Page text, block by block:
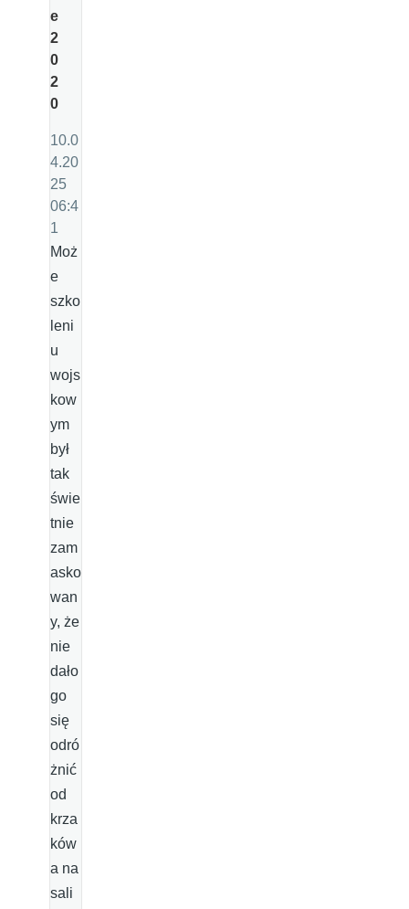
e
2
0
2
0
10.0
4.20
25
06:4
1
Moż
e
szko
leni
u
wojs
kow
ym
był
tak
świe
tnie
zam
asko
wan
y, że
nie
dało
go
się
odró
żnić
od
krza
ków
a na
sali